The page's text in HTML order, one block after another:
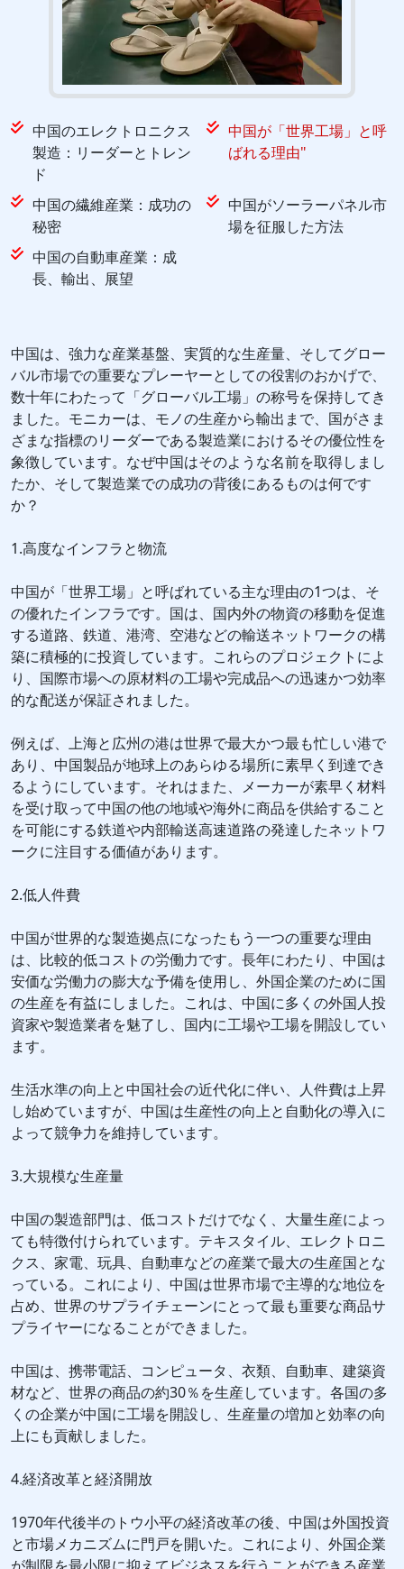
中国のエレクトロニクス
製造：リーダーとトレン
ド
中国が「世界工場」と呼
ばれる理由"
中国の繊維産業：成功の
秘密
中国がソーラーパネル市
場を征服した方法
中国の自動車産業：成
長、輸出、展望
中国は、強力な産業基盤、実質的な生産量、そしてグロー
バル市場での重要なプレーヤーとしての役割のおかげで、
数十年にわたって「グローバル工場」の称号を保持してき
ました。モニカーは、モノの生産から輸出まで、国がさま
ざまな指標のリーダーである製造業におけるその優位性を
象徴しています。なぜ中国はそのような名前を取得しまし
たか、そして製造業での成功の背後にあるものは何です
か？
1.高度なインフラと物流
中国が「世界工場」と呼ばれている主な理由の1つは、そ
の優れたインフラです。国は、国内外の物資の移動を促進
する道路、鉄道、港湾、空港などの輸送ネットワークの構
築に積極的に投資しています。これらのプロジェクトによ
り、国際市場への原材料の工場や完成品への迅速かつ効率
的な配送が保証されました。
例えば、上海と広州の港は世界で最大かつ最も忙しい港で
あり、中国製品が地球上のあらゆる場所に素早く到達でき
るようにしています。それはまた、メーカーが素早く材料
を受け取って中国の他の地域や海外に商品を供給すること
を可能にする鉄道や内部輸送高速道路の発達したネットワ
ークに注目する価値があります。
2.低人件費
中国が世界的な製造拠点になったもう一つの重要な理由
は、比較的低コストの労働力です。長年にわたり、中国は
安価な労働力の膨大な予備を使用し、外国企業のために国
の生産を有益にしました。これは、中国に多くの外国人投
資家や製造業者を魅了し、国内に工場や工場を開設してい
ます。
生活水準の向上と中国社会の近代化に伴い、人件費は上昇
し始めていますが、中国は生産性の向上と自動化の導入に
よって競争力を維持しています。
3.大規模な生産量
中国の製造部門は、低コストだけでなく、大量生産によっ
ても特徴付けられています。テキスタイル、エレクトロニ
クス、家電、玩具、自動車などの産業で最大の生産国とな
っている。これにより、中国は世界市場で主導的な地位を
占め、世界のサプライチェーンにとって最も重要な商品サ
プライヤーになることができました。
中国は、携帯電話、コンピュータ、衣類、自動車、建築資
材など、世界の商品の約30％を生産しています。各国の多
くの企業が中国に工場を開設し、生産量の増加と効率の向
上にも貢献しました。
4.経済改革と経済開放
1970年代後半のトウ小平の経済改革の後、中国は外国投資
と市場メカニズムに門戸を開いた。これにより、外国企業